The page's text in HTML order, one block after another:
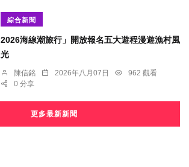
綜合新聞
2026海線潮旅行」開放報名五大遊程漫遊漁村風
光
陳信銘 2026年八月07日
962 觀看
0 分享
更多最新新聞